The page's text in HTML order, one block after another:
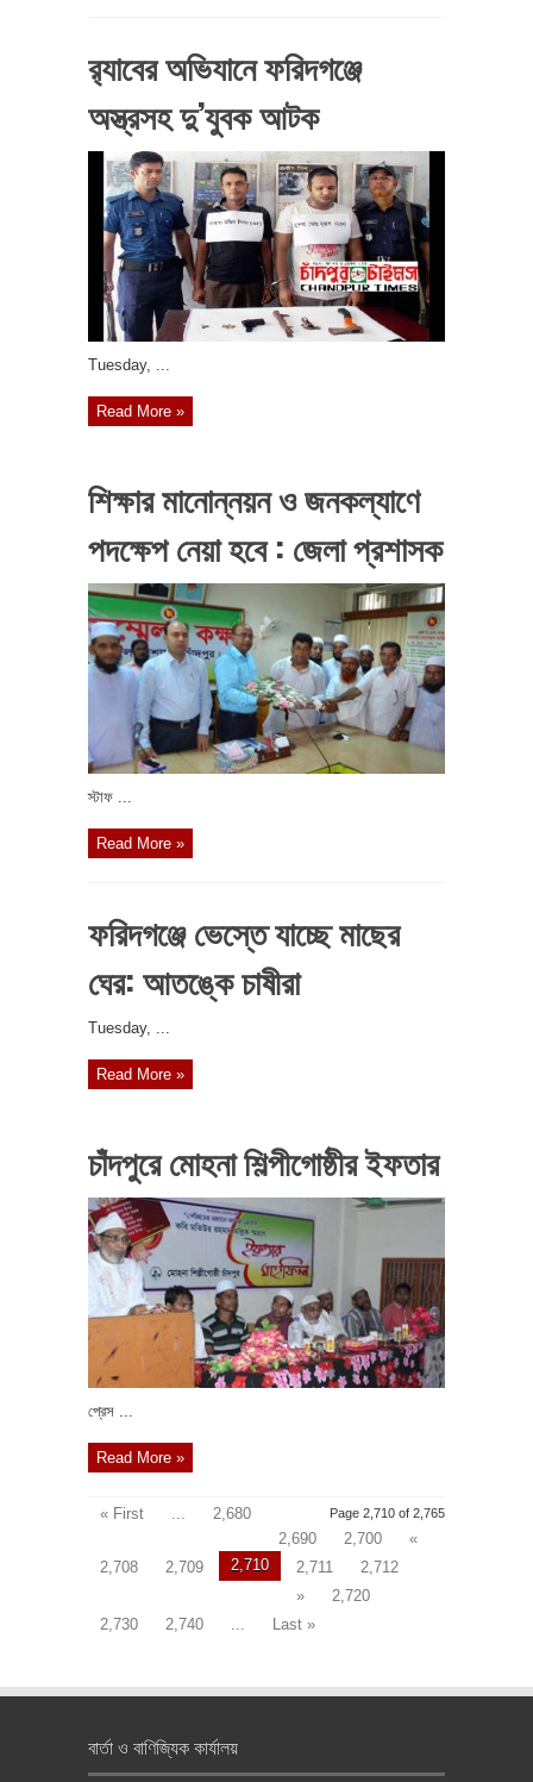
র‌্যাবের অভিযানে ফরিদগঞ্জে
অস্ত্রসহ দু’যুবক আটক
‎Tuesday, ...
Read More »
শিক্ষার মানোন্নয়ন ও জনকল্যাণে
পদক্ষেপ নেয়া হবে : জেলা প্রশাসক
স্টাফ ...
Read More »
ফরিদগঞ্জে ভেস্তে যাচ্ছে মাছের
ঘের: আতঙ্কে চাষীরা
‎Tuesday, ...
Read More »
চাঁদপুরে মোহনা শিল্পীগোষ্ঠীর ইফতার
প্রেস ...
Read More »
Page 2,710 of 2,765
« First
2,680
2,690
2,700
«
2,708
2,709 2,710 2,711
2,712
»
2,720
2,730
2,740 Last »
বার্তা ও বাণিজ্যিক কার্যালয়